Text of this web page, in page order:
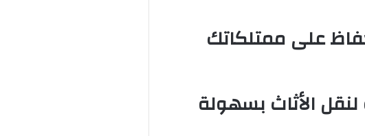
على ممتلكاتك
الأثاث بسهولة